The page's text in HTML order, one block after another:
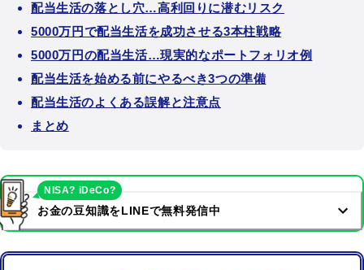
配当生活の落とし穴…高利回りに潜むリスク
5000万円で配当生活を成功させる3本柱戦略
5000万円の配当生活…現実的なポートフォリオ例
配当生活を始める前にやるべき3つの準備
配当生活のよくある誤解と注意点
まとめ
お金の豆知識をLINEで無料発信中
NISA? iDeCo?